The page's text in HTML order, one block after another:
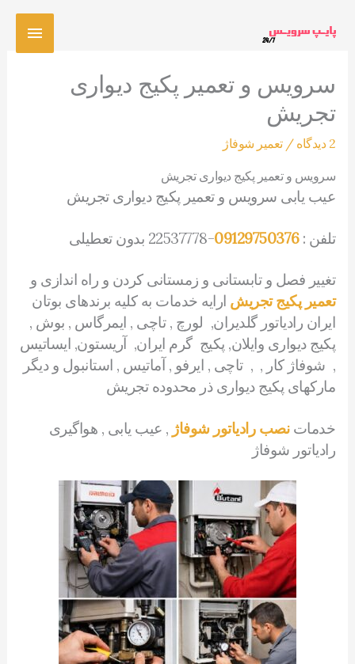
سرویس و تعمیر پکیج دیواری
تجریش
2 دیدگاه /تعمیر شوفاژ
سرویس و تعمیر پکیج دیواری تجریش
عیب یابی سرویس و تعمیر پکیج دیواری تجریش
تلفن :09129750376-22537778 بدون تعطیلی
تغییر فصل و تابستانی و زمستانی کردن و راه اندازی و
تعمیر پکیج تجریش ارایه خدمات به کلیه برندهای بوتان
ایران رادیاتور گلدیران, لورچ , تاچی , ایمرگاس , بوش ,
پکیج دیواری وایلان, پکیج گرم ایران, آریستون, ایساتیس
, شوفاژ کار , , تاچی , ایرفو , آماتیس , استانبول و دیگر
مارکهای پکیج دیواری ذر محدوده تجریش
خدماتنصب رادیاتور شوفاژ , عیب یابی , هواگیری
رادیاتور شوفاژ